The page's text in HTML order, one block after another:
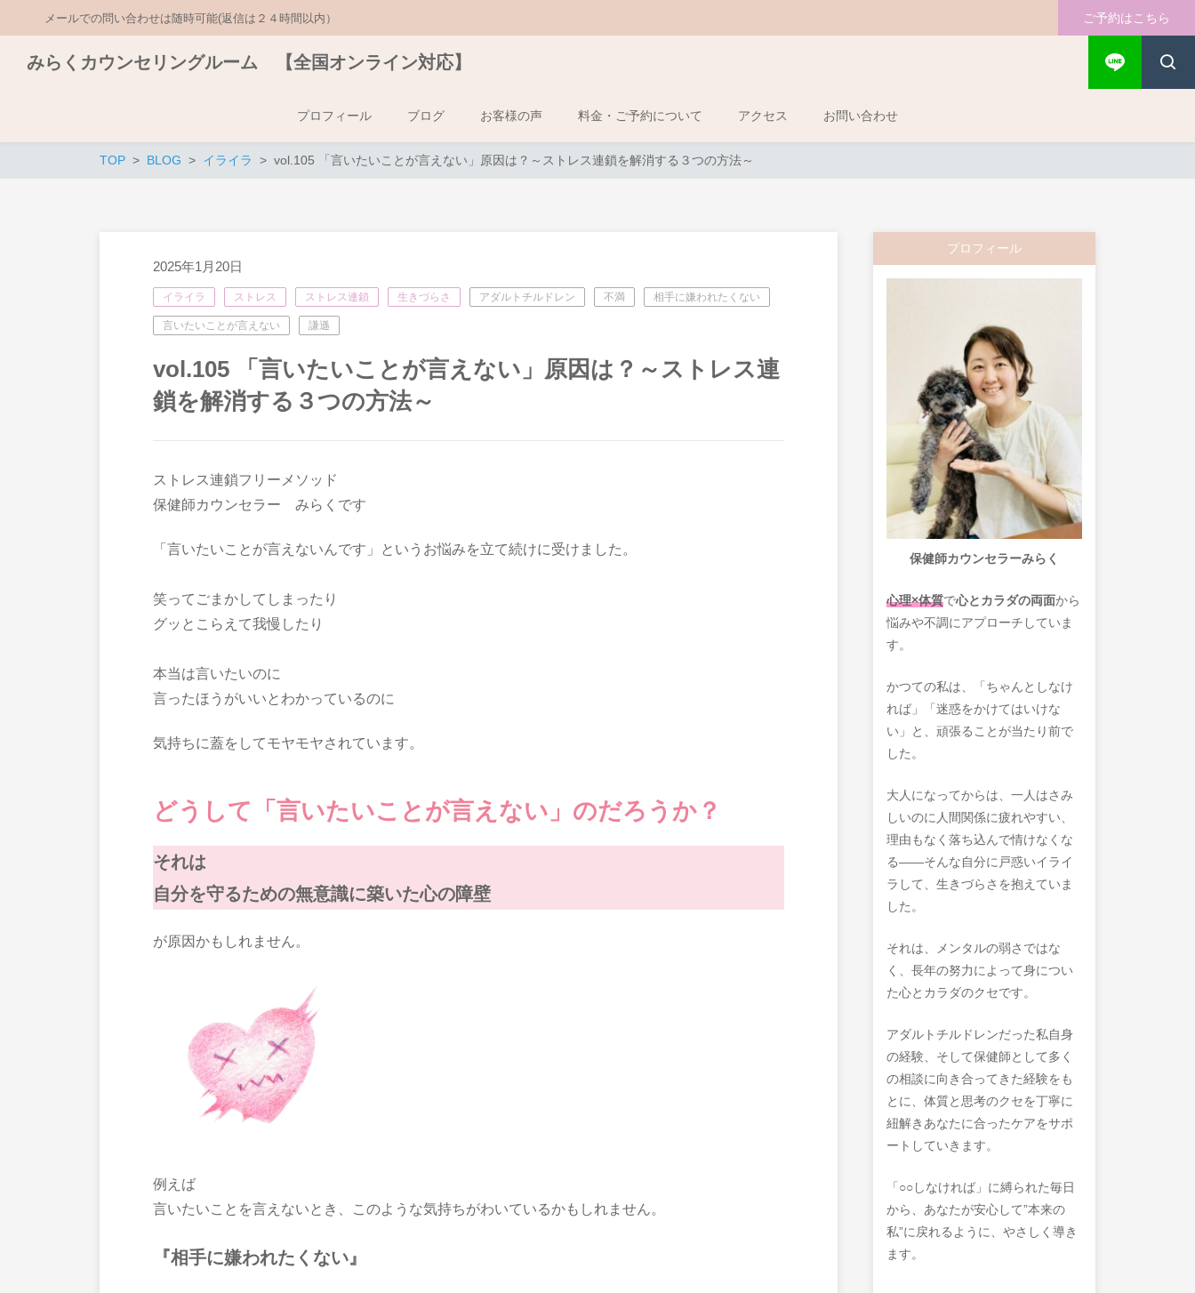
メールでの問い合わせは随時可能(返信は２４時間以内） ご予約はこちら
みらくカウンセリングルーム 【全国オンライン対応】
プロフィール ブログ お客様の声 料金・ご予約について アクセス お問い合わせ
TOP BLOG イライラ vol.105 「言いたいことが言えない」原因は？～ストレス連鎖を解消する３つの方法～
2025年1月20日
イライラ ストレス ストレス連鎖 生きづらさ アダルトチルドレン 不満 相手に嫌われたくない
言いたいことが言えない 謙遜
vol.105 「言いたいことが言えない」原因は？～ストレス連
鎖を解消する３つの方法～
ストレス連鎖フリーメソッド
保健師カウンセラー みらくです
「言いたいことが言えないんです」というお悩みを立て続けに受けました。
笑ってごまかしてしまったり
グッとこらえて我慢したり
本当は言いたいのに
言ったほうがいいとわかっているのに
気持ちに蓋をしてモヤモヤされています。
どうして「言いたいことが言えない」のだろうか？
それは
自分を守るための無意識に築いた心の障壁
が原因かもしれません。
例えば
言いたいことを言えないとき、このような気持ちがわいているかもしれません。
『相手に嫌われたくない』
プロフィール
保健師カウンセラーみらく
心理×体質で心とカラダの両面から
悩みや不調にアプローチしていま
す。
かつての私は、「ちゃんとしなけ
れば」「迷惑をかけてはいけな
い」と、頑張ることが当たり前で
した。
大人になってからは、一人はさみ
しいのに人間関係に疲れやすい、
理由もなく落ち込んで情けなくな
る――そんな自分に戸惑いイライ
ラして、生きづらさを抱えていま
した。
それは、メンタルの弱さではな
く、長年の努力によって身につい
た心とカラダのクセです。
アダルトチルドレンだった私自身
の経験、そして保健師として多く
の相談に向き合ってきた経験をも
とに、体質と思考のクセを丁寧に
紐解きあなたに合ったケアをサポ
ートしていきます。
「○○しなければ」に縛られた毎日
から、あなたが安心して”本来の
私”に戻れるように、やさしく導き
ます。